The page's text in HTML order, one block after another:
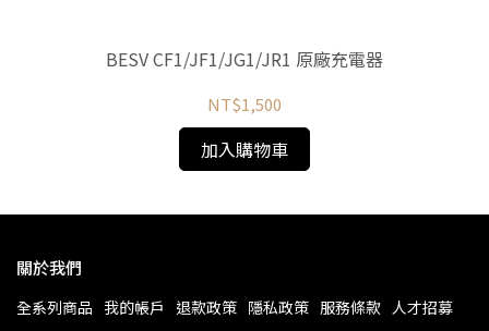
BESV CF1/JF1/JG1/JR1 原廠充電器
NT$1,500
加入購物車
關於我們
全系列商品 我的帳戶 退款政策 隱私政策 服務條款 人才招募